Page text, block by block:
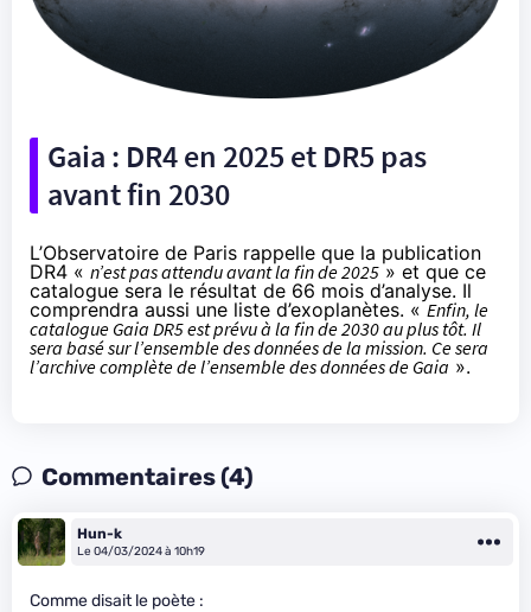
Gaia : DR4 en 2025 et DR5 pas
avant fin 2030
L’Observatoire de Paris rappelle que la publication
DR4 « n’est pas attendu avant la fin de 2025» et que ce
catalogue sera le résultat de 66 mois d’analyse. Il
comprendra aussi une liste d’exoplanètes. «Enfin, le
catalogue Gaia DR5 est prévu à la fin de 2030 au plus tôt. Il
sera basé sur l’ensemble des données de la mission. Ce sera
l’archive complète de l’ensemble des données de Gaia ».
Commentaires (4)
Hun-k
Le 04/03/2024 à 10h19
Comme disait le poète :